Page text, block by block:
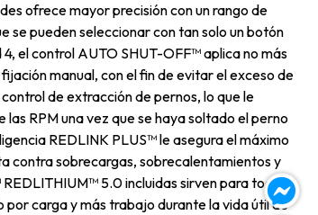
ofrece mayor precisión con un rango de
se pueden seleccionar con tan solo un botón
el control AUTO SHUT-OFF™ aplica no más
manual, con el fin de evitar el exceso de
de extracción de pernos, lo que le
RPM una vez que se haya soltado el perno
REDLINK PLUS™ le asegura el máximo
contra sobrecargas, sobrecalentamientos y
5.0 incluidas sirven para todas
carga y más trabajo durante la vida útil de